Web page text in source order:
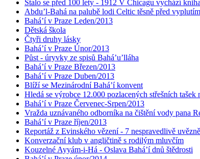
Stalo se před 100 lety - 1912 V Chicagu vychází
Abdu’l-Bahá na palubě lodi Celtic těsně před
Bahá’í v Praze Leden/2013
Dětská škola
Čtyři druhy lásky
Bahá’í v Praze Únor/2013
Půst - úryvky ze spisů Bahá’u’lláha
Bahá’í v Praze Březen/2013
Bahá’í v Praze Duben/2013
Blíží se Mezinárodní Bahá’í konvent
Hledá se výrobce 12.000 pozlacených střešních tašek
Bahá’í v Praze Červenec-Srpen/2013
Vražda uznávaného odborníka na čištění vody pana
Bahá’í v Praze říjen/2013
Reportáž z Evinského vězení - 7 nespravedlivě
Konverzační klub v angličtině s rodilým mluvčím
Kouzelné Ayyám-i-Há - Oslava Bahá’í dnů štědrosti